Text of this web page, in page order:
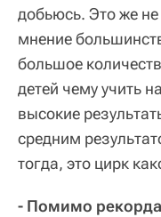
добьюсь. Это же
мнение
большое
детей чему учить
высокие
средним
тогда, это цирк
- Помимо рекорда